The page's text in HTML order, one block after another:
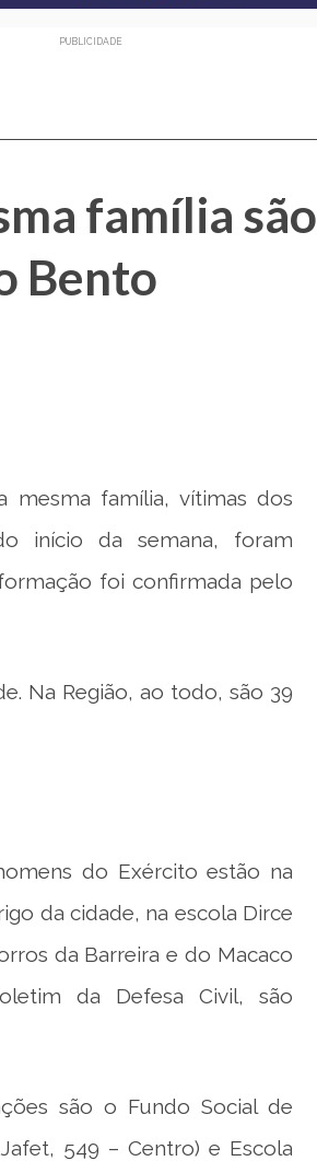
PUBLICIDADE
família são
Bento
mesma família, vítimas dos
início da semana, foram
foi confirmada pelo
Na Região, ao todo, são 39
do Exército estão na
da cidade, na escola Dirce
da Barreira e do Macaco
da Defesa Civil, são
são o Fundo Social de
549 – Centro) e Escola